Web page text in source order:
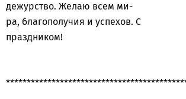
дежурство. Желаю всем ми-
ра, благополучия и успехов. С
праздником!